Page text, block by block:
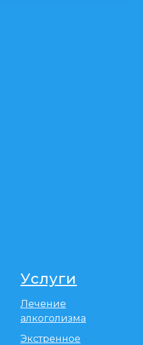
Услуги
Лечение
алкоголизма
Экстренное
на сайте,
для
от